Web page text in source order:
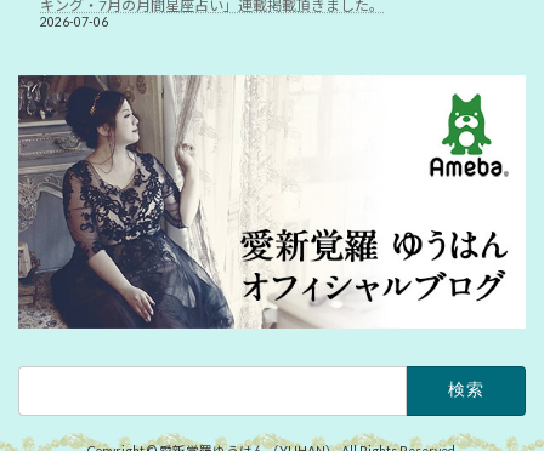
キング・7月の月間星座占い」連載掲載頂きました。
2026-07-06